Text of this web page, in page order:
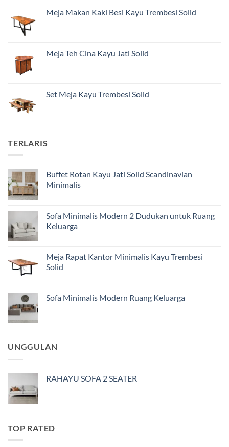
Meja Makan Kaki Besi Kayu Trembesi Solid
Meja Teh Cina Kayu Jati Solid
Set Meja Kayu Trembesi Solid
TERLARIS
Buffet Rotan Kayu Jati Solid Scandinavian
Minimalis
Sofa Minimalis Modern 2 Dudukan untuk Ruang
Keluarga
Meja Rapat Kantor Minimalis Kayu Trembesi
Solid
Sofa Minimalis Modern Ruang Keluarga
UNGGULAN
RAHAYU SOFA 2 SEATER
TOP RATED